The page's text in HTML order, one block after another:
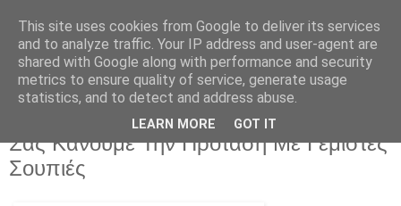
Σάββατο 23 Μαΐου 2026
Σας Κάνουμε Την Πρόταση Με Γεμιστές
Σουπιές
This site uses cookies from Google to deliver its services
and to analyze traffic. Your IP address and user-agent are
shared with Google along with performance and security
metrics to ensure quality of service, generate usage
statistics, and to detect and address abuse.
LEARN MORE GOT IT